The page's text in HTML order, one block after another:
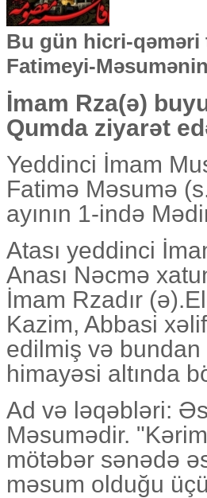
Bu gün hicri-qəməri
Fatimeyi-
İmam Rza(ə)
Qumda ziyarət
Yeddinci İmam
Fatimə Məsumə
ayının 1-ində
Atası yeddinci
Anası Nəcmə
İmam Rzadır
Kazim, Abbasi
edilmiş və bundan
himayəsi altında
Ad və ləqəbləri:
Məsumədir.
mötəbər sənədə
məsum olduğu